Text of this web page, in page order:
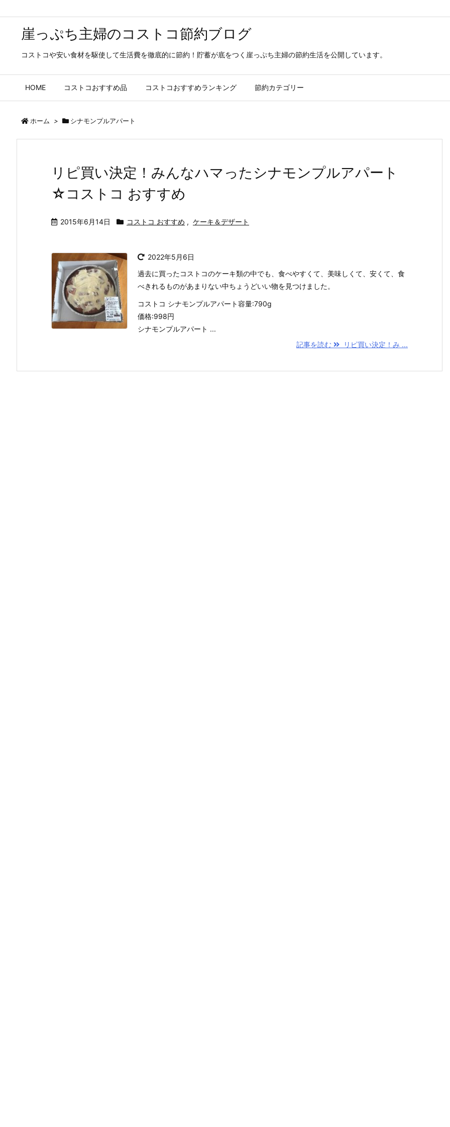
崖っぷち主婦のコストコ節約ブログ
コストコや安い食材を駆使して生活費を徹底的に節約！貯蓄が底をつく崖っぷち主婦の節約生活を公開しています。
HOME コストコおすすめ品 コストコおすすめランキング 節約カテゴリー
ホーム > シナモンプルアパート
リピ買い決定！みんなハマったシナモンプルアパート
☆コストコ おすすめ
2015年6月14日 コストコ おすすめ , ケーキ＆デザート
2022年5月6日
過去に買ったコストコのケーキ類の中でも、食べやすくて、美味しくて、安くて、食
べきれるものがあまりない中ちょうどいい物を見つけました。
コストコ シナモンプルアパート容量:790g
価格:998円
シナモンプルアパート ...
記事を読む
リピ買い決定！み ...